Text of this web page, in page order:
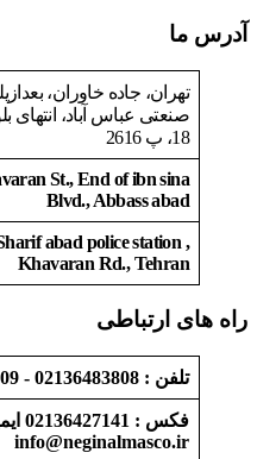
آدرس ما
تهران، جاده خاوران،
صنعتی عباس آباد، انتهای
18، پ 2616
St., End of ibn sina
Blvd., Abbass abad
abad police station ,
Khavaran Rd., Tehran
راه های ارتباطی
تلفن : 02136483808 - 02136423809 - 02136424201
فکس :
info@neginalmasco.ir